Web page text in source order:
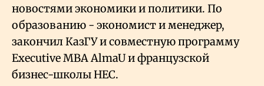
Люди
Life & Arts
О нас
новостями экономики и политики. По
образованию - экономист и менеджер,
закончил КазГУ и совместную программу
Executive MBA AlmaU и французской
бизнес-школы HEC.